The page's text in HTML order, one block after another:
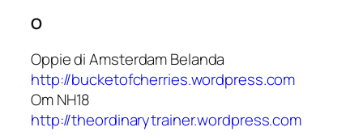
O
Oppie di Amsterdam Belanda
http://bucketofcherries.wordpress.com
Om NH18
http://theordinarytrainer.wordpress.com